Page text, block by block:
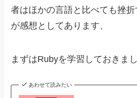
者はほかの言語と比べても挫
が感想としてあります、
まずはRubyを学習しておきまし
あわせて読みたい